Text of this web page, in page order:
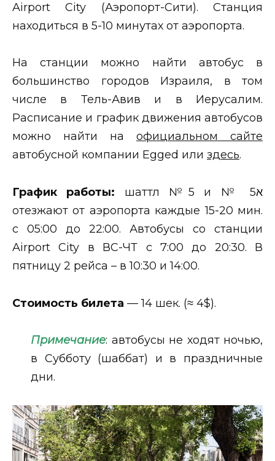
Airport City (Аэропорт-Сити). Станция
находиться в 5-10 минутах от аэропорта.
На станции можно найти автобус в
большинство городов Израиля, в том
числе в Тель-Авив и в Иерусалим.
Расписание и график движения автобусов
можно найти на официальном сайте
автобусной компании Egged или здесь.
График работы: шаттл №5 и № 5א
отезжают от аэропорта каждые 15-20 мин.
с 05:00 до 22:00. Автобусы со станции
Airport City в ВС-ЧТ с 7:00 до 20:30. В
пятницу 2 рейса – в 10:30 и 14:00.
Стоимость билета — 14 шек. (≈ 4$).
Примечание: автобусы не ходят ночью,
в Субботу (шаббат) и в праздничные
дни.